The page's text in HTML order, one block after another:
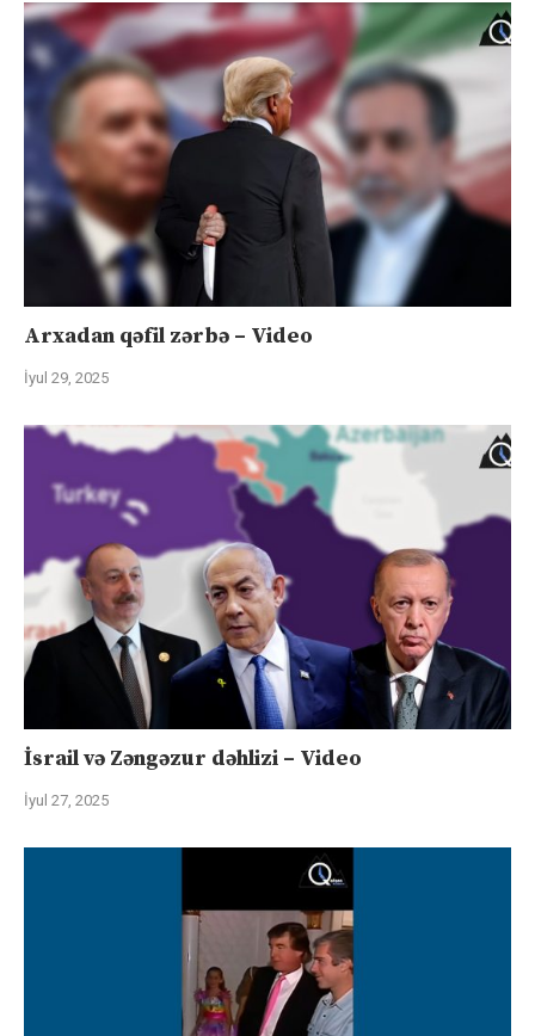
Arxadan qəfil zərbə – Video
İyul 29, 2025
İsrail və Zəngəzur dəhlizi – Video
İyul 27, 2025